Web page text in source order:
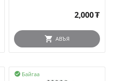
2,000₮
АВЪЯ
Байгаа
